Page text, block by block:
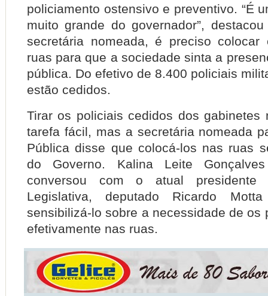
policiamento ostensivo e preventivo. “É
muito grande do governador”,
secretária nomeada, é preciso
ruas para que a sociedade sinta a
pública. Do efetivo de 8.400 policiais
estão cedidos.
Tirar os policiais cedidos dos gabinetes
tarefa fácil, mas a secretária nomeada
Pública disse que colocá-los nas ruas
do Governo. Kalina Leite
conversou com o atual presidente
Legislativa, deputado Ricardo
sensibilizá-lo sobre a necessidade de os
efetivamente nas ruas.